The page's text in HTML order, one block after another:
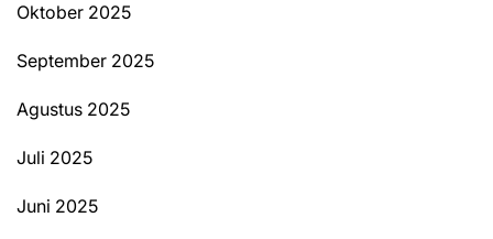
Oktober 2025
September 2025
Agustus 2025
Juli 2025
Juni 2025